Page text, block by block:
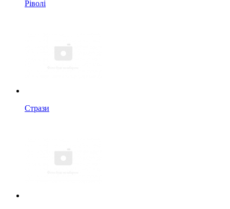
Ріволі
Стрази